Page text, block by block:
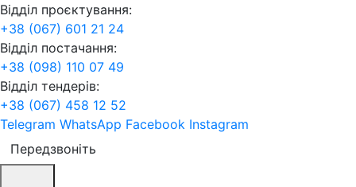
Відділ проєктування:
+38 (067) 601 21 24
Відділ постачання:
+38 (098) 110 07 49
Відділ тендерів:
+38 (067) 458 12 52
Telegram WhatsApp Facebook Instagram
Передзвоніть